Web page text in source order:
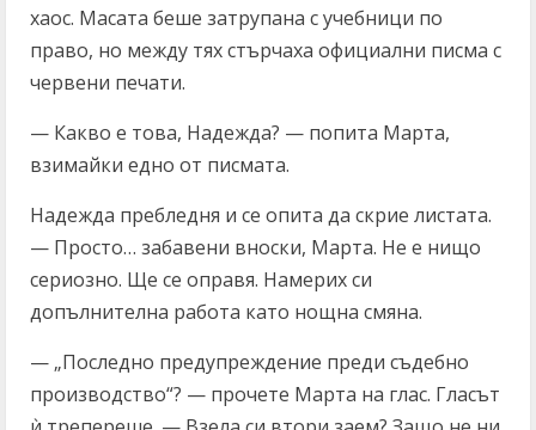
хаос. Масата беше затрупана с учебници по
право, но между тях стърчаха официални писма с
червени печати.
— Какво е това, Надежда? — попита Марта,
взимайки едно от писмата.
Надежда пребледня и се опита да скрие листата.
— Просто… забавени вноски, Марта. Не е нищо
сериозно. Ще се оправя. Намерих си
допълнителна работа като нощна смяна.
— „Последно предупреждение преди съдебно
производство“? — прочете Марта на глас. Гласът